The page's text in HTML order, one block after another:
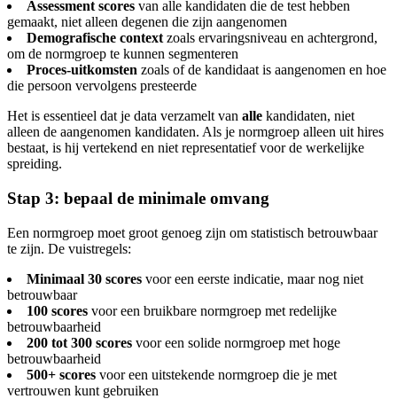
Assessment scores van alle kandidaten die de test hebben
gemaakt, niet alleen degenen die zijn aangenomen
Demografische context zoals ervaringsniveau en achtergrond,
om de normgroep te kunnen segmenteren
Proces-uitkomsten zoals of de kandidaat is aangenomen en hoe
die persoon vervolgens presteerde
Het is essentieel dat je data verzamelt van alle kandidaten, niet
alleen de aangenomen kandidaten. Als je normgroep alleen uit hires
bestaat, is hij vertekend en niet representatief voor de werkelijke
spreiding.
Stap 3: bepaal de minimale omvang
Een normgroep moet groot genoeg zijn om statistisch betrouwbaar
te zijn. De vuistregels:
Minimaal 30 scores voor een eerste indicatie, maar nog niet
betrouwbaar
100 scores voor een bruikbare normgroep met redelijke
betrouwbaarheid
200 tot 300 scores voor een solide normgroep met hoge
betrouwbaarheid
500+ scores voor een uitstekende normgroep die je met
vertrouwen kunt gebruiken